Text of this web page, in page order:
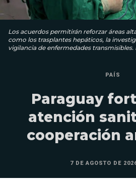
Los acuerdos permitirán reforzar áreas
como los trasplantes hepáticos, la
vigilancia de enfermedades transmisibles.
PAÍS
Paraguay
atención
cooperación
7 DE AGOSTO DE